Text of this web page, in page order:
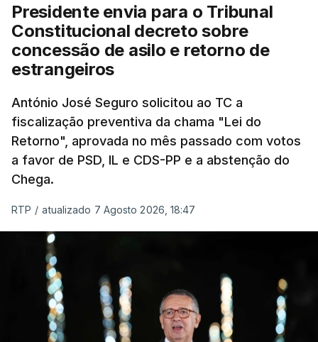
"Sempre que seja possível reduzir burocracias,
eliminar sobreposições e garantir que os apoios
chegam a quem mais necessita, estaremos a dar
um passo na direção certa", argumenta o
Presidente da República.
Assegurar que "ninguém é
prejudicado"
O Preisdente deixa, no entanto, deixa alguns
avisos:uma reforma desta dimensão "deve ter
como primeiro critério a proteção das pessoas"
e "nenhum processo de simplificação pode
traduzir-se numa diminuição da proteção
social".
Presidente envia para o Tribunal
Constitucional decreto sobre
concessão de asilo e retorno de
estrangeiros
António José Seguro solicitou ao TC a
fiscalização preventiva da chama "Lei do
Retorno", aprovada no mês passado com votos
a favor de PSD, IL e CDS-PP e a abstenção do
Chega.
RTP / atualizado 7 Agosto 2026, 18:47